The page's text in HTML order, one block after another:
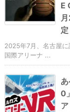
E
定
2025年7月、名古屋
国際アリーナ ...
0